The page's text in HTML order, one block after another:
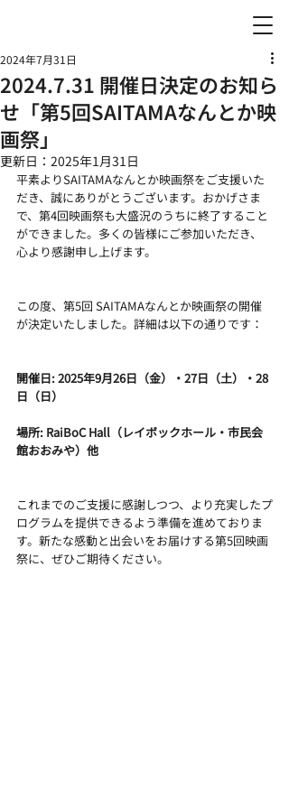
2024.7.31 開催日決定のお知ら
せ「第5回SAITAMAなんとか映
画祭」
2024年7月31日
更新日： 2025年1月31日
平素よりSAITAMAなんとか映画祭をご支援いた
だき、誠にありがとうございます。おかげさま
で、第4回映画祭も大盛況のうちに終了すること
ができました。多くの皆様にご参加いただき、
心より感謝申し上げます。
この度、第5回 SAITAMAなんとか映画祭の開催
が決定いたしました。詳細は以下の通りです：
開催日: 2025年9月26日（金）・27日（土）・28
日（日）
場所: RaiBoC Hall（レイボックホール・市民会
館おおみや）他
これまでのご支援に感謝しつつ、より充実したプ
ログラムを提供できるよう準備を進めておりま
す。新たな感動と出会いをお届けする第5回映画
祭に、ぜひご期待ください。